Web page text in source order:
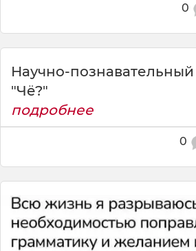
0
Научно-познавательный
"Чё?"
подробнее
0